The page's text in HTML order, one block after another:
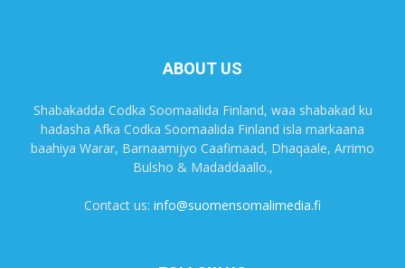
ABOUT US
Shabakadda Codka Soomaalida Finland, waa shabakad ku
hadasha Afka Codka Soomaalida Finland isla markaana
baahiya Warar, Barnaamijyo Caafimaad, Dhaqaale, Arrimo
Bulsho & Madaddaallo.,
Contact us: info@suomensomalimedia.fi